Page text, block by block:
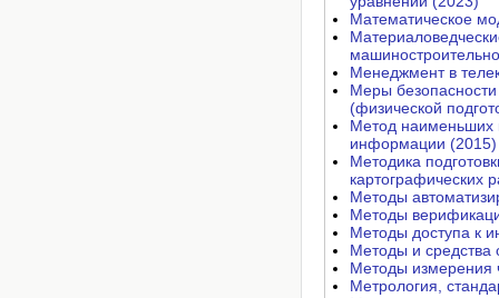
Математическое
Менеджмент в
Меры
(физической
Метод наименьших
информации (2015)
Методика
картографических
Методы
Методы
Методы доступа к
Методы и средства
Методы измерения
Метрология,